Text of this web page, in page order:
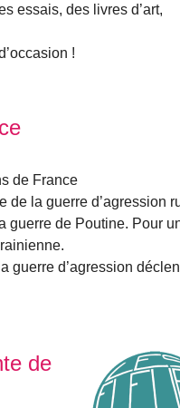
essais, des livres d’art,
!
de France
de la guerre d’agression
guerre de Poutine. Pour
guerre d’agression
de